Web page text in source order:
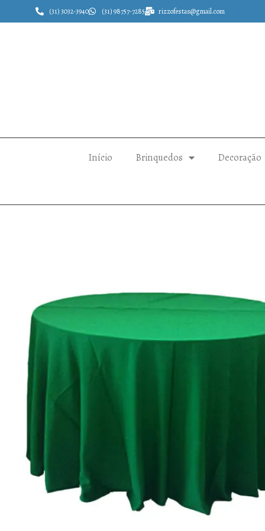
(31) 3032-3940 (31) 98757-7285 rizzofestas@gmail.com
Início Brinquedos Decoração